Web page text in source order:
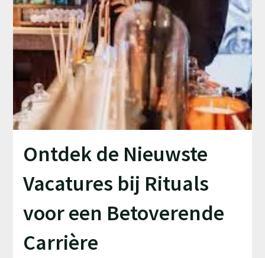
Ontdek de Nieuwste
Vacatures bij Rituals
voor een Betoverende
Carrière